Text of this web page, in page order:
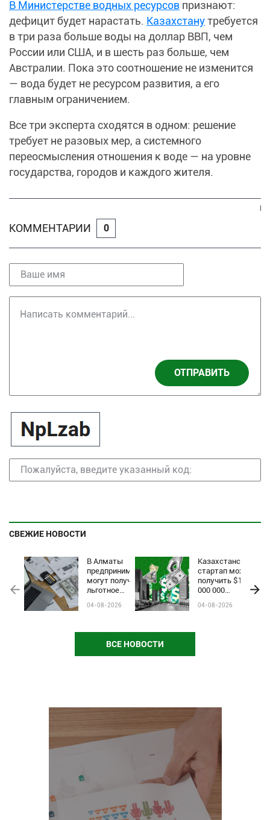
В Министерстве водных ресурсов признают:
дефицит будет нарастать. Казахстанутребуется
в три раза больше воды на доллар ВВП, чем
России или США, и в шесть раз больше, чем
Австралии. Пока это соотношение не изменится
— вода будет не ресурсом развития, а его
главным ограничением.
Все три эксперта сходятся в одном: решение
требует не разовых мер, а системного
переосмысления отношения к воде — на уровне
государства, городов и каждого жителя.
КОММЕНТАРИИ 0
ОТПРАВИТЬ
СВЕЖИЕ НОВОСТИ
В Алматы
предприниматели
могут получить
льготное
финансирование
по программе
04-08-2026
Казахстанский
стартап может
получить $1
000 000
Startup World
04-08-2026
ВСЕ НОВОСТИ